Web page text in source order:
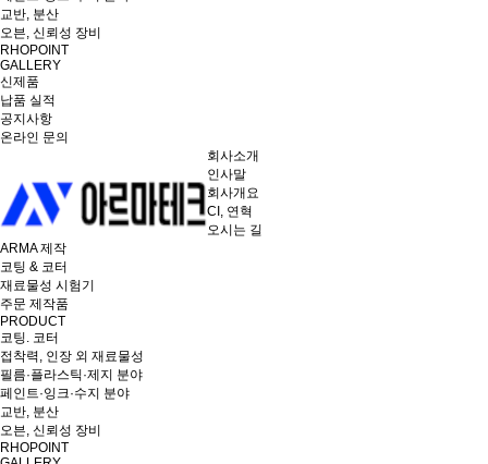
교반, 분산
오븐, 신뢰성 장비
RHOPOINT
GALLERY
신제품
납품 실적
공지사항
온라인 문의
회사소개
인사말
회사개요
CI, 연혁
오시는 길
ARMA 제작
코팅 & 코터
재료물성 시험기
주문 제작품
PRODUCT
코팅. 코터
접착력, 인장 외 재료물성
필름·플라스틱·제지 분야
페인트·잉크·수지 분야
교반, 분산
오븐, 신뢰성 장비
RHOPOINT